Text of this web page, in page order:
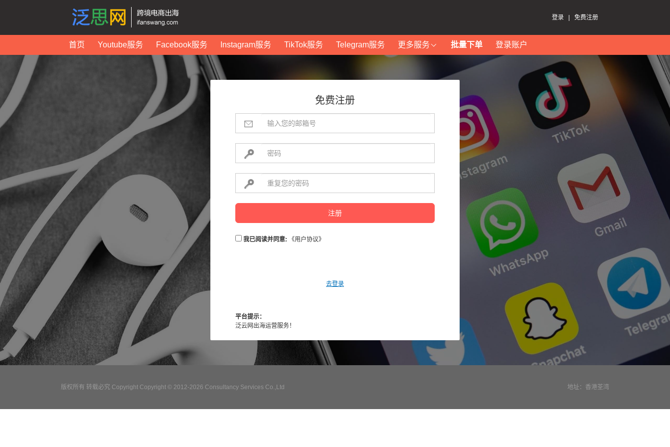
登录 免费注册
首页 Youtube服务 Facebook服务 Instagram服务 TikTok服务 Telegram服务 更多服务 批量下单 登录账户
免费注册
注册
我已阅读并同意: 《用户协议》
去登录
平台提示：
泛云网出海运营服务！
地址：香港荃湾
版权所有 转载必究 Copyright Copyright © 2012-2026 Consultancy Services Co.,Ltd